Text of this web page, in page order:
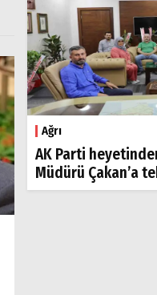
Ağrı
AK Parti
Müdürü Çakan’a